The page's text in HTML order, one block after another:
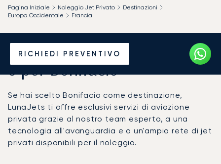
RICHIEDI PREVENTIVO
Pagina Iniziale Noleggio Jet Privato
Destinazioni
Europa Occidentale
Francia
Noleggia un Jet Privato da
o per Bonifacio
Se hai scelto Bonifacio come destinazione,
LunaJets ti offre esclusivi servizi di aviazione
privata grazie al nostro team esperto, a una
tecnologia all'avanguardia e a un'ampia rete di jet
privati disponibili per il noleggio.